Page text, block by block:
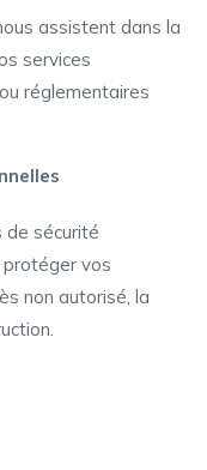
assistent dans la
services
réglementaires
sécurité
vos
non autorisé, la